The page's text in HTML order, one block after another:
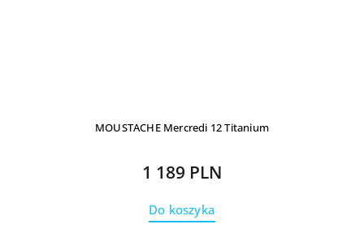
MOUSTACHE Mercredi 12 Titanium
1 189 PLN
Do koszyka